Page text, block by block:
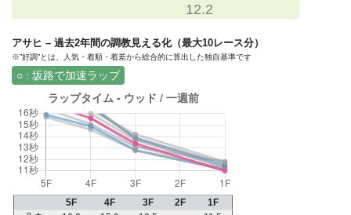
12.2
アサヒ – 過去2年間の調教見える化（最大10レース分）
※”好調”とは、人気・着順・着差から総合的に算出した独自基準です
○ : 坂路で加速ラップ
5F 4F 3F 2F
1F